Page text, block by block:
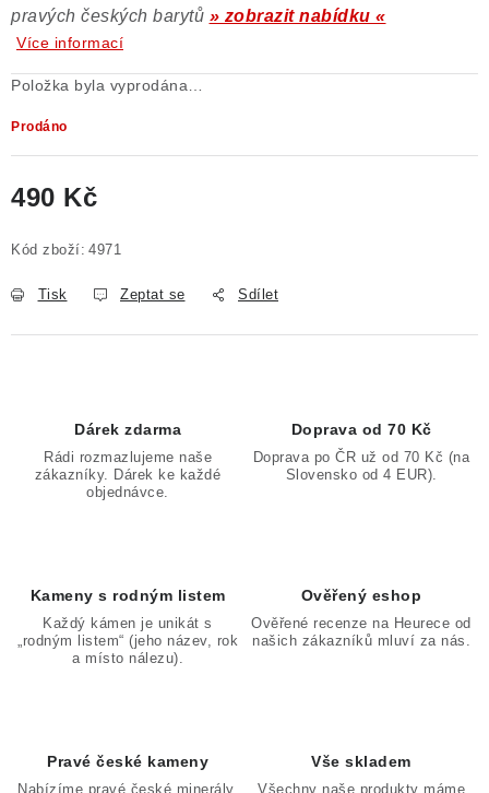
pravých českých barytů » zobrazit nabídku «
Více informací
Položka byla vyprodána…
Prodáno
490 Kč
Kód zboží: 4971
Tisk Zeptat se Sdílet
Dárek zdarma
Rádi rozmazlujeme naše
zákazníky. Dárek ke každé
objednávce.
Doprava od 70 Kč
Doprava po ČR už od 70 Kč (na
Slovensko od 4 EUR).
Kameny s rodným listem
Každý kámen je unikát s
„rodným listem“ (jeho název, rok
a místo nálezu).
Ověřený eshop
Ověřené recenze na Heurece od
našich zákazníků mluví za nás.
Pravé české kameny
Nabízíme pravé české minerály,
Vše skladem
Všechny naše produkty máme